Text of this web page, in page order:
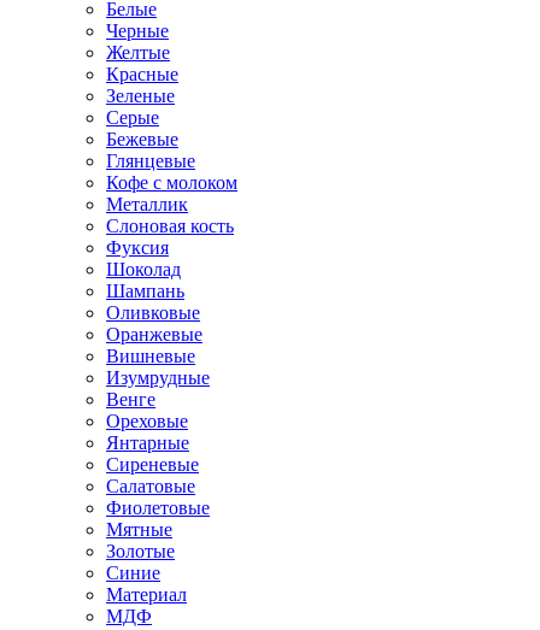
Белые
Черные
Желтые
Красные
Зеленые
Серые
Бежевые
Глянцевые
Кофе с молоком
Металлик
Слоновая кость
Фуксия
Шоколад
Шампань
Оливковые
Оранжевые
Вишневые
Изумрудные
Венге
Ореховые
Янтарные
Сиреневые
Салатовые
Фиолетовые
Мятные
Золотые
Синие
Материал
МДФ